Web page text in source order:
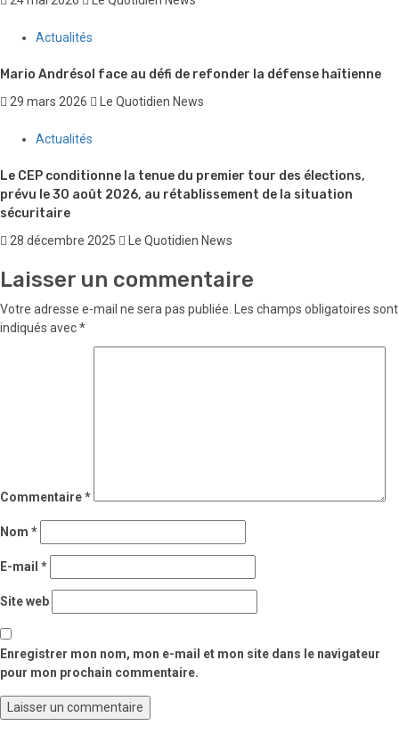
Actualités
Mario Andrésol face au défi de refonder la défense haïtienne
29 mars 2026 Le Quotidien News
Actualités
Le CEP conditionne la tenue du premier tour des élections,
prévu le 30 août 2026, au rétablissement de la situation
sécuritaire
28 décembre 2025 Le Quotidien News
Laisser un commentaire
Votre adresse e-mail ne sera pas publiée.
Les champs obligatoires sont
indiqués avec*
Commentaire*
Nom *
E-mail *
Site web
Enregistrer mon nom, mon e-mail et mon site dans le navigateur
pour mon prochain commentaire.